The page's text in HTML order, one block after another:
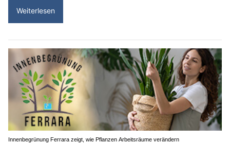
Weiterlesen
Innenbegrünung Ferrara zeigt, wie Pflanzen Arbeitsräume verändern